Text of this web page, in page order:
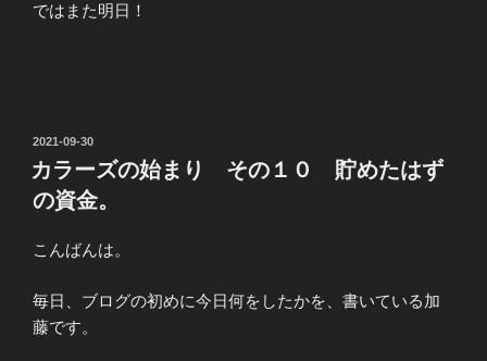
ではまた明日！
投
稿
日:
2021-09-30
カラーズの始まり その１０ 貯めたはず
の資金。
こんばんは。
毎日、ブログの初めに今日何をしたかを、書いている加
藤です。